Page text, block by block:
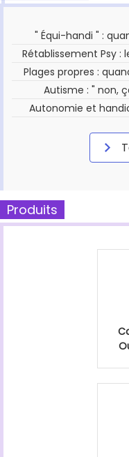
" Équi-handi " :
Rétablissement Psy
Plages propres :
Autisme : " non,
Autonomie et
Produits